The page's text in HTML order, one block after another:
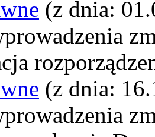
(z dnia:
(z dnia: